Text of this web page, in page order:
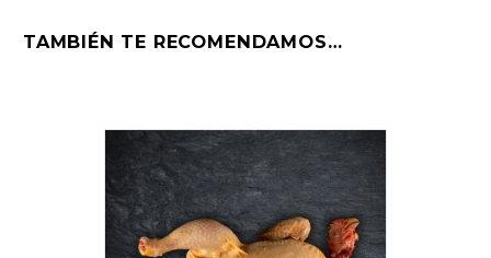
TAMBIÉN TE RECOMENDAMOS…